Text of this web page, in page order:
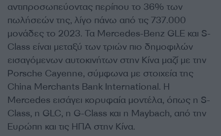
αντιπροσωπεύοντας περίπου το 36% των
πωλήσεών της, λίγο πάνω από τις 737.000
μονάδες το 2023. Τα Mercedes-Benz GLE και S-
Class είναι μεταξύ των τριών πιο δημοφιλών
εισαγόμενων αυτοκινήτων στην Κίνα μαζί με την
Porsche Cayenne, σύμφωνα με στοιχεία της
China Merchants Bank International. Η
Mercedes εισάγει κορυφαία μοντέλα, όπως η S-
Class, η GLC, η G-Class και η Maybach, από την
Ευρώπη και τις ΗΠΑ στην Κίνα.